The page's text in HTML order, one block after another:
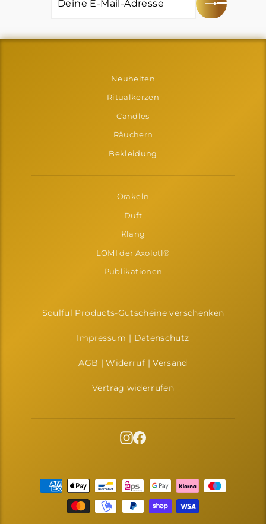
MAIL-
Neuheiten
Ritualkerzen
Candles
Räuchern
Bekleidung
Orakeln
Duft
Klang
LOMI der Axolotl®
Publikationen
Soulful Products-Gutscheine verschenken
Impressum | Datenschutz
AGB |Widerruf |Versand
Vertrag widerrufen
Instagram
Facebook